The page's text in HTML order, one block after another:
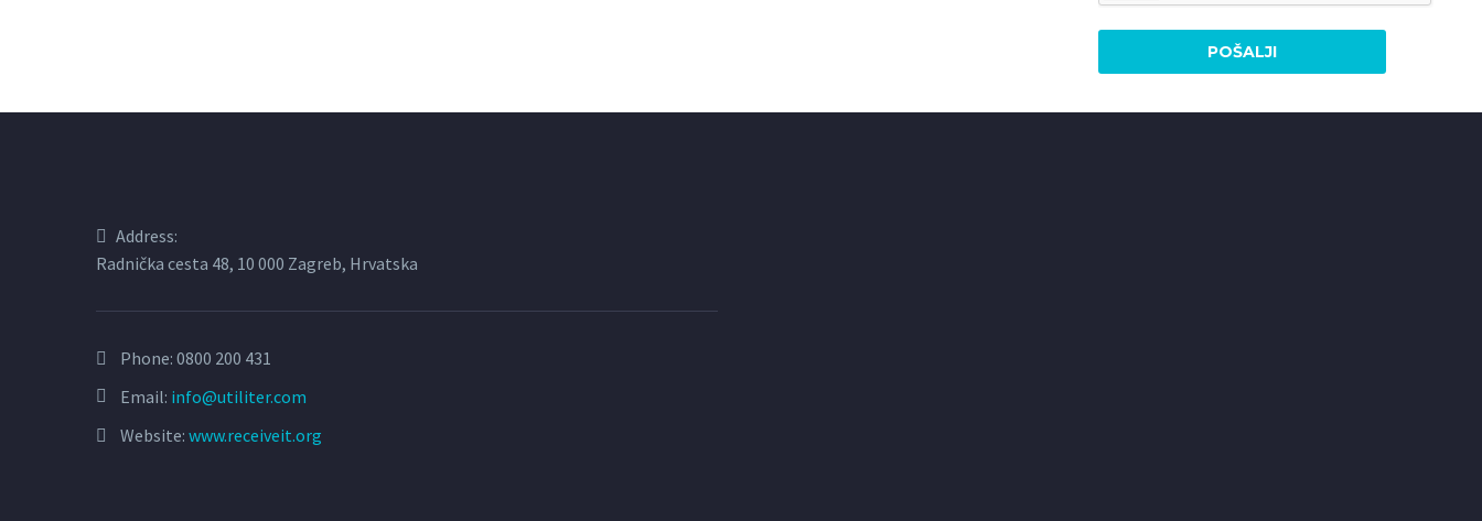
Address:
Radnička cesta 48, 10 000 Zagreb, Hrvatska
Phone: 0800 200 431
Email: info@utiliter.com
Website: www.receiveit.org